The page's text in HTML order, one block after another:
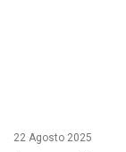
22 Agosto 2025